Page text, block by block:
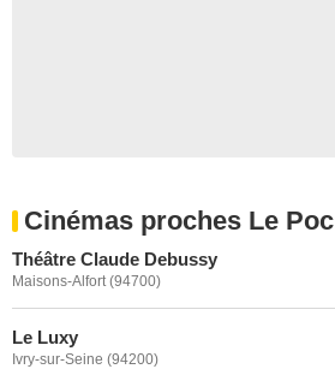
Cinémas proches Le Poc
Théâtre Claude Debussy
Maisons-Alfort (94700)
Le Luxy
Ivry-sur-Seine (94200)